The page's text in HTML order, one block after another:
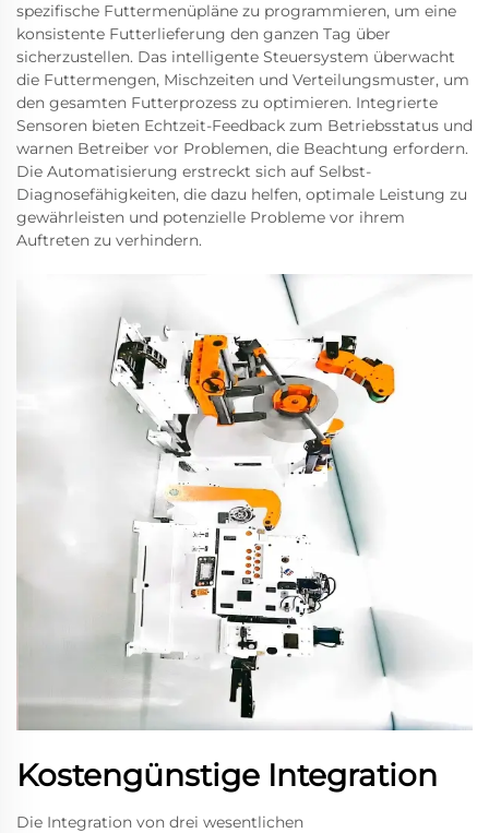
spezifische Futtermenüpläne zu programmieren, um eine
konsistente Futterlieferung den ganzen Tag über
sicherzustellen. Das intelligente Steuersystem überwacht
die Futtermengen, Mischzeiten und Verteilungsmuster, um
den gesamten Futterprozess zu optimieren. Integrierte
Sensoren bieten Echtzeit-Feedback zum Betriebsstatus und
warnen Betreiber vor Problemen, die Beachtung erfordern.
Die Automatisierung erstreckt sich auf Selbst-
Diagnosefähigkeiten, die dazu helfen, optimale Leistung zu
gewährleisten und potenzielle Probleme vor ihrem
Auftreten zu verhindern.
Kostengünstige Integration
Die Integration von drei wesentlichen